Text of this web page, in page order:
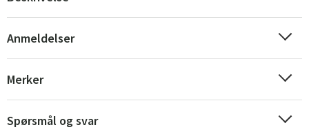
Anmeldelser
Merker
Spørsmål og svar